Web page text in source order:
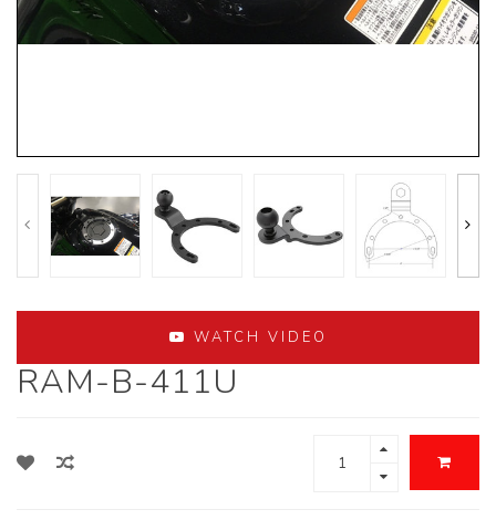
WATCH VIDEO
RAM-B-411U